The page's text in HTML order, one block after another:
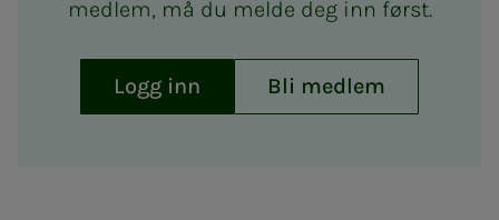
medlem, må du melde deg inn først.
Logg inn Bli medlem